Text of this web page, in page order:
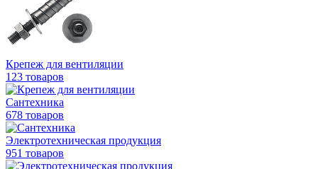
Крепеж для вентиляции
123 товаров
Сантехника
678 товаров
Электротехническая продукция
951 товаров